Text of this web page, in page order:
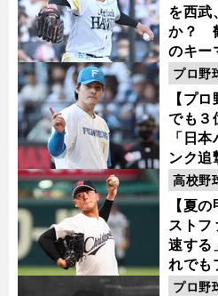
を西武
か？
のキー
【プ
でも３
「日
ンク追
プロ野
【夏
ストフ
速する
れでも
選ぶ理
高校野
プロ野